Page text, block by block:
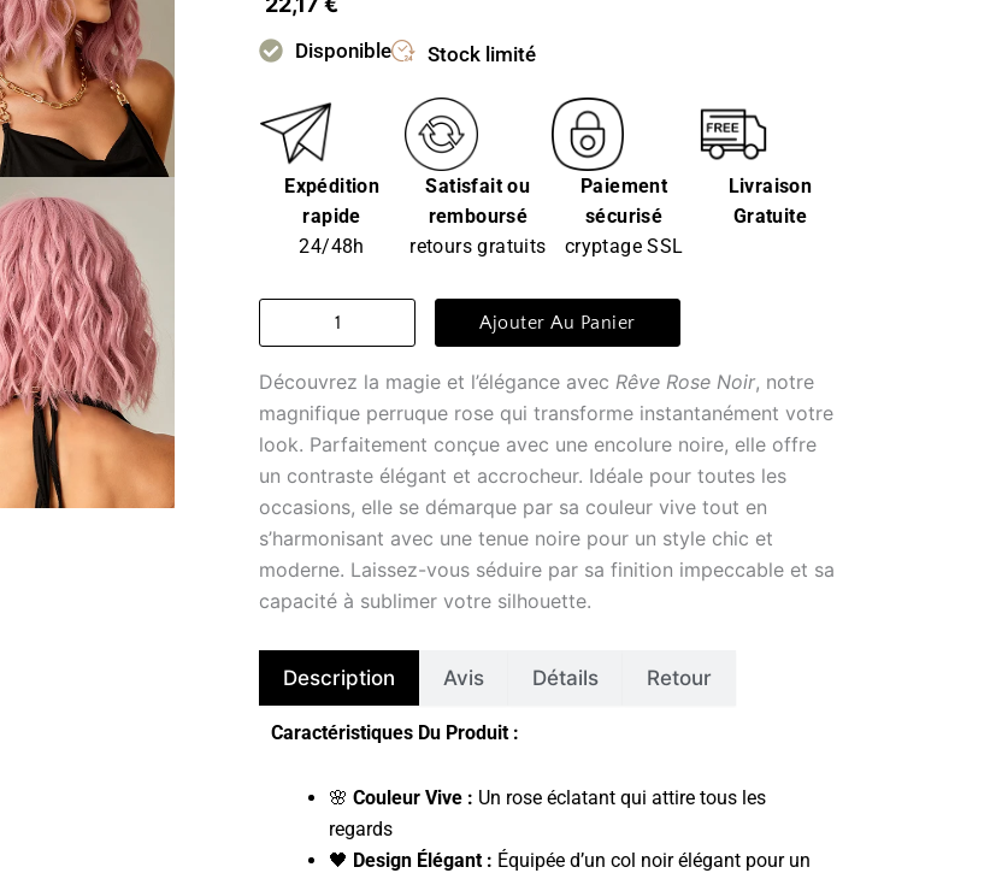
Disponible Stock limité
Expédition
rapide
24/48h
Satisfait ou
remboursé
retours gratuits
Paiement
sécurisé
cryptage SSL
Livraison
Gratuite
quantité
femme
-
rêve
rose
noir
Ajouter Au Panier
Découvrez la magie et l’élégance avec Rêve Rose Noir, notre
magnifique perruque rose qui transforme instantanément votre
look. Parfaitement conçue avec une encolure noire, elle offre
un contraste élégant et accrocheur. Idéale pour toutes les
occasions, elle se démarque par sa couleur vive tout en
s’harmonisant avec une tenue noire pour un style chic et
moderne. Laissez-vous séduire par sa finition impeccable et sa
capacité à sublimer votre silhouette.
Description Avis Détails Retour
Caractéristiques Du Produit :
🌸 Couleur Vive : Un rose éclatant qui attire tous les
regards
🖤 Design Élégant : Équipée d’un col noir élégant pour un